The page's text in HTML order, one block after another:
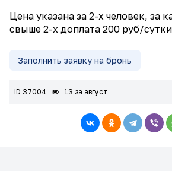
Цена указана за 2-х человек, за
свыше 2-х доплата 200 руб/
Заполнить заявку на бронь
ID 37004 13 за август